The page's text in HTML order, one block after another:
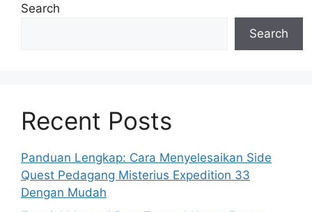
Search
Search
Recent Posts
Panduan Lengkap: Cara Menyelesaikan Side
Quest Pedagang Misterius Expedition 33
Dengan Mudah